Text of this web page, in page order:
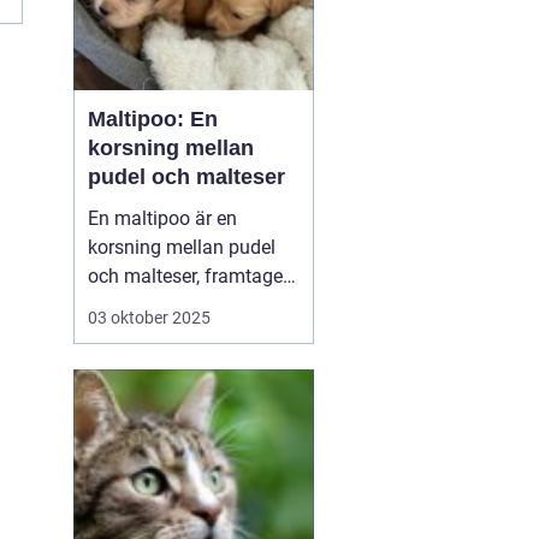
Maltipoo: En
korsning mellan
pudel och malteser
En maltipoo är en
korsning mellan pudel
och malteser, framtagen
som sällskapshund. Den
har mjuk, ofta lockig
päls som fäller minimalt.
Temperamentet är
socialt, lekfullt o...
03 oktober 2025